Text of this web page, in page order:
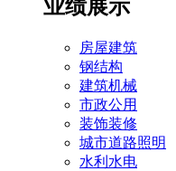
业绩展示
房屋建筑
钢结构
建筑机械
市政公用
装饰装修
城市道路照明
水利水电